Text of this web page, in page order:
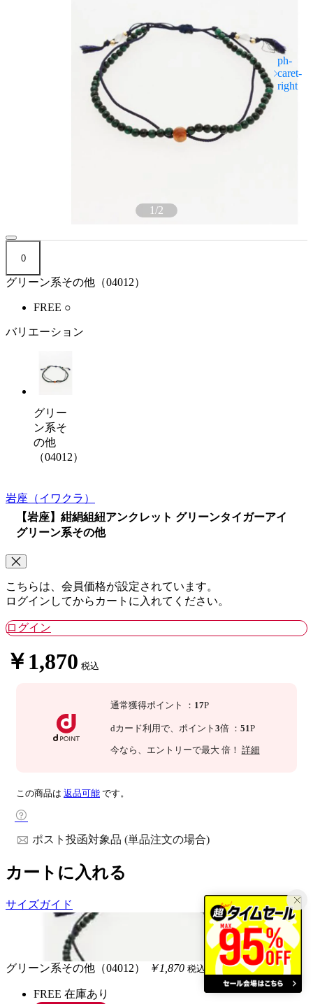
1/2
0
グリーン系その他（04012）
FREE ○
バリエーション
グリー
ン系そ
の他
（04012）
岩座 （イワクラ）
【岩座】紺絹組紐アンクレット グリーンタイガーアイ
グリーン系その他
こちらは、会員価格が設定されています。
ログインしてからカートに入れてください。
ログイン
￥1,870 税込
通常獲得ポイント ： 17P
dカード利用で、 ポイント 3倍 ： 51P
今なら 、エントリーで最大 倍！ 詳細
この商品は 返品可能 です。
ポスト投函対象品 (単品注文の場合)
カートに入れる
サイズガイド
グリーン系その他（04012） ￥1,870 税込
FREE 在庫あり